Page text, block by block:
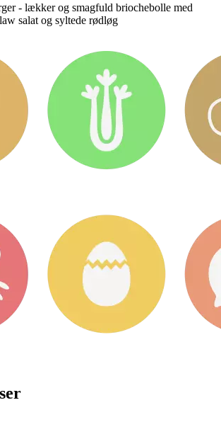
- lækker og smagfuld briochebolle med
salat og syltede rødløg